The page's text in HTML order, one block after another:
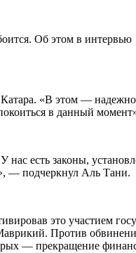
Об этом в интервью
«В этом —
в данный
нас есть законы,
— подчеркнул Аль Тани.
это участием
Против
— прекращение